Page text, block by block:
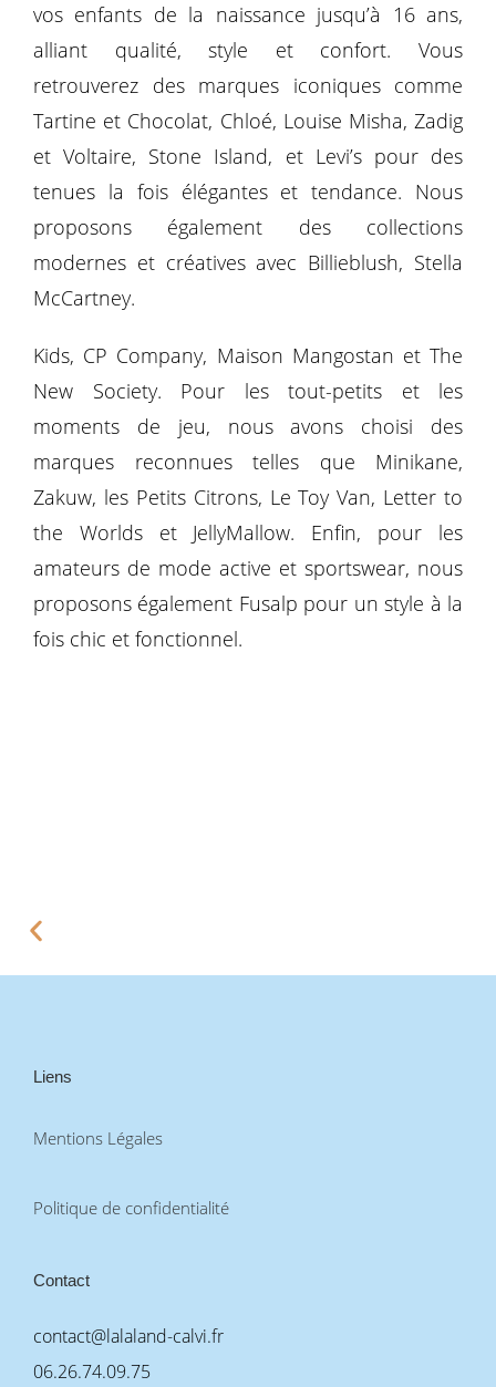
vos enfants de la naissance jusqu’à 16 ans,
alliant qualité, style et confort. Vous
retrouverez des marques iconiques comme
Tartine et Chocolat, Chloé, Louise Misha, Zadig
et Voltaire, Stone Island, et Levi’s pour des
tenues la fois élégantes et tendance. Nous
proposons également des collections
modernes et créatives avec Billieblush, Stella
McCartney.
Kids, CP Company, Maison Mangostan et The
New Society. Pour les tout-petits et les
moments de jeu, nous avons choisi des
marques reconnues telles que Minikane,
Zakuw, les Petits Citrons, Le Toy Van, Letter to
the Worlds et JellyMallow. Enfin, pour les
amateurs de mode active et sportswear, nous
proposons également Fusalp pour un style à la
fois chic et fonctionnel.
Liens
Mentions Légales
Politique de confidentialité
Contact
contact@lalaland-calvi.fr
06.26.74.09.75